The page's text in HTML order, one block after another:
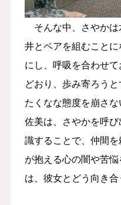
そんな中、さやかは
井とペアを組むこと
にし、呼吸を合わせ
どおり、歩み寄ろう
たくなな態度を崩さ
佐美は、さやかを呼
識することで、仲間
が抱える心の闇や苦
は、彼女とどう向き合